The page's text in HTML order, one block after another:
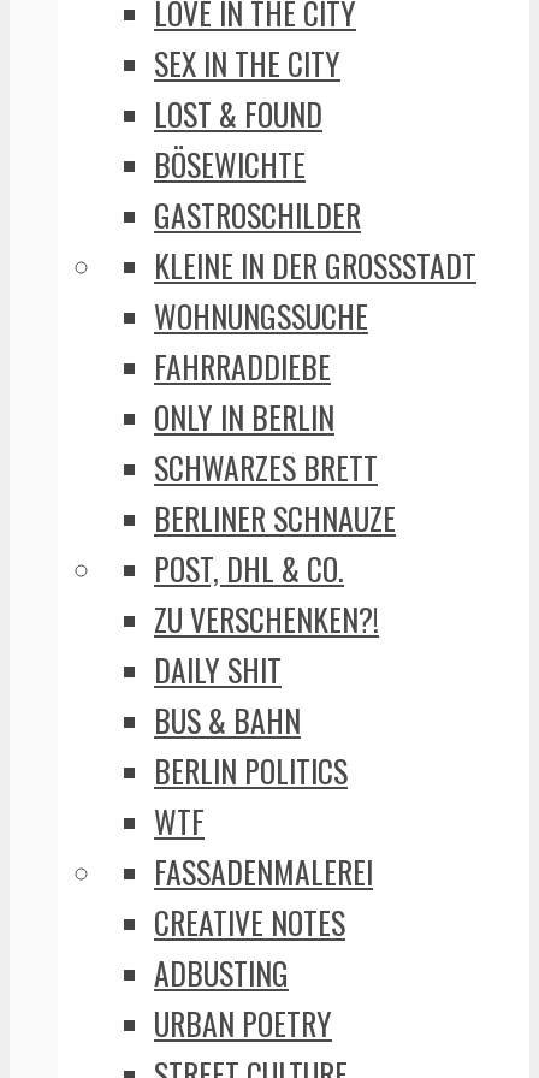
LOVE IN THE CITY
SEX IN THE CITY
LOST & FOUND
BÖSEWICHTE
GASTROSCHILDER
KLEINE IN DER GROSSSTADT
WOHNUNGSSUCHE
FAHRRADDIEBE
ONLY IN BERLIN
SCHWARZES BRETT
BERLINER SCHNAUZE
POST, DHL & CO.
ZU VERSCHENKEN?!
DAILY SHIT
BUS & BAHN
BERLIN POLITICS
WTF
FASSADENMALEREI
CREATIVE NOTES
ADBUSTING
URBAN POETRY